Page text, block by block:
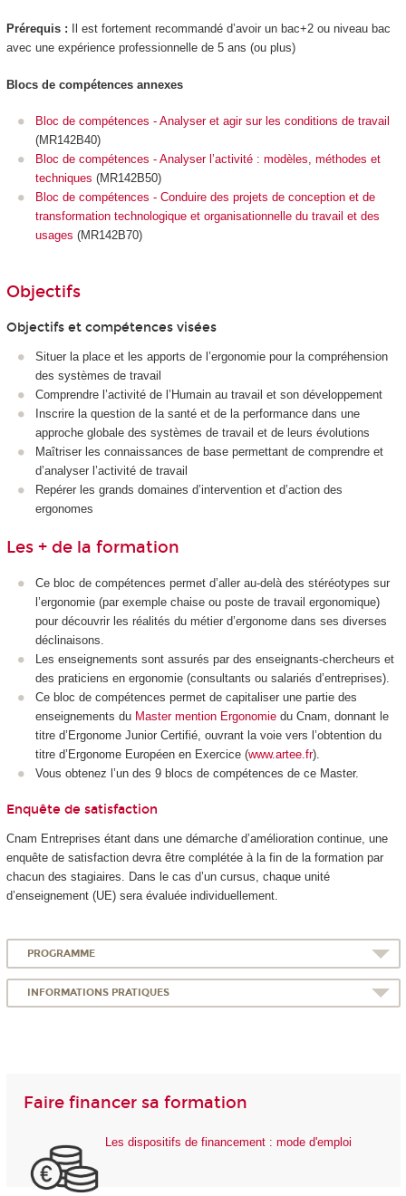
Prérequis :
Il est fortement recommandé d’avoir un bac+2 ou niveau bac
avec une expérience professionnelle de 5 ans (ou plus)
Blocs de compétences annexes
Bloc de compétences - Analyser et agir sur les conditions de travail
(MR142B40)
Bloc de compétences - Analyser l’activité : modèles, méthodes et
techniques (MR142B50)
Bloc de compétences - Conduire des projets de conception et de
transformation technologique et organisationnelle du travail et des
usages (MR142B70)
Objectifs
Objectifs et compétences visées
Situer la place et les apports de l’ergonomie pour la compréhension
des systèmes de travail
Comprendre l’activité de l’Humain au travail et son développement
Inscrire la question de la santé et de la performance dans une
approche globale des systèmes de travail et de leurs évolutions
Maîtriser les connaissances de base permettant de comprendre et
d’analyser l’activité de travail
Repérer les grands domaines d’intervention et d’action des
ergonomes
Les + de la formation
Ce bloc de compétences permet d’aller au-delà des stéréotypes sur
l’ergonomie (par exemple chaise ou poste de travail ergonomique)
pour découvrir les réalités du métier d’ergonome dans ses diverses
déclinaisons.
Les enseignements sont assurés par des enseignants-chercheurs et
des praticiens en ergonomie (consultants ou salariés d’entreprises).
Ce bloc de compétences permet de capitaliser une partie des
enseignements du Master mention Ergonomie du Cnam, donnant le
titre d’Ergonome Junior Certifié, ouvrant la voie vers l’obtention du
titre d’Ergonome Européen en Exercice (www.artee.fr).
Vous obtenez l’un des 9 blocs de compétences de ce Master.
Enquête de satisfaction
Cnam Entreprises étant dans une démarche d’amélioration continue, une
enquête de satisfaction devra être complétée à la fin de la formation par
chacun des stagiaires. Dans le cas d’un cursus, chaque unité
d’enseignement (UE) sera évaluée individuellement.
PROGRAMME
INFORMATIONS PRATIQUES
Faire financer sa formation
Les dispositifs de financement : mode d'emploi